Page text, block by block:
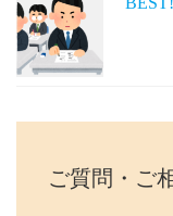
ご質問・ご